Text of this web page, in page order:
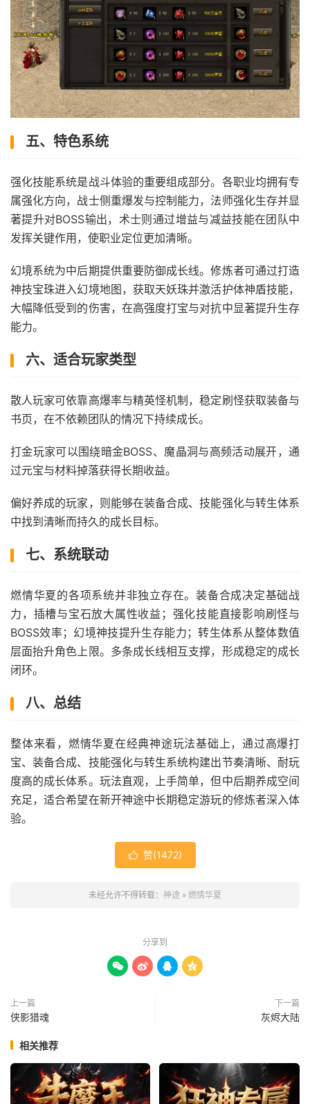
五、特色系统
强化技能系统是战斗体验的重要组成部分。各职业均拥有专
属强化方向，战士侧重爆发与控制能力，法师强化生存并显
著提升对BOSS输出，术士则通过增益与减益技能在团队中
发挥关键作用，使职业定位更加清晰。
幻境系统为中后期提供重要防御成长线。修炼者可通过打造
神技宝珠进入幻境地图，获取天妖珠并激活护体神盾技能，
大幅降低受到的伤害，在高强度打宝与对抗中显著提升生存
能力。
六、适合玩家类型
散人玩家可依靠高爆率与精英怪机制，稳定刷怪获取装备与
书页，在不依赖团队的情况下持续成长。
打金玩家可以围绕暗金BOSS、魔晶洞与高频活动展开，通
过元宝与材料掉落获得长期收益。
偏好养成的玩家，则能够在装备合成、技能强化与转生体系
中找到清晰而持久的成长目标。
七、系统联动
燃情华夏的各项系统并非独立存在。装备合成决定基础战
力，插槽与宝石放大属性收益；强化技能直接影响刷怪与
BOSS效率；幻境神技提升生存能力；转生体系从整体数值
层面抬升角色上限。多条成长线相互支撑，形成稳定的成长
闭环。
八、总结
整体来看，燃情华夏在经典神途玩法基础上，通过高爆打
宝、装备合成、技能强化与转生系统构建出节奏清晰、耐玩
度高的成长体系。玩法直观，上手简单，但中后期养成空间
充足，适合希望在新开神途中长期稳定游玩的修炼者深入体
验。
 赞(1472)
未经允许不得转载： 神途 » 燃情华夏
分享到
   
上一篇
侠影猎魂
下一篇
灰烬大陆
相关推荐